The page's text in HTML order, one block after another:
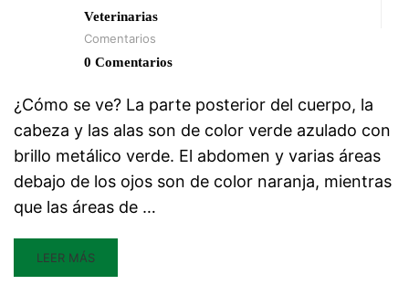
Veterinarias
Comentarios
0 Comentarios
¿Cómo se ve? La parte posterior del cuerpo, la
cabeza y las alas son de color verde azulado con
brillo metálico verde. El abdomen y varias áreas
debajo de los ojos son de color naranja, mientras
que las áreas de …
LEER MÁS